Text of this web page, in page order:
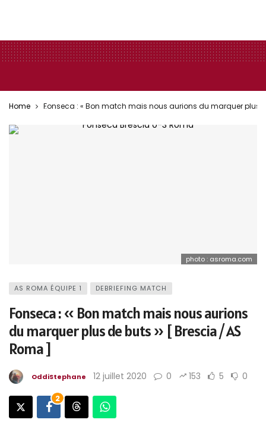
Home Fonseca : « Bon match mais nous aurions du marquer plus
photo : asroma.com
AS ROMA ÉQUIPE 1 DEBRIEFING MATCH
Fonseca : « Bon match mais nous aurions
du marquer plus de buts » [ Brescia / AS
Roma ]
OddiStephane 12 juillet 2020 0 153 5 0
2